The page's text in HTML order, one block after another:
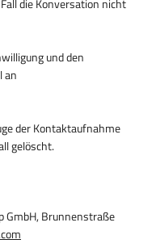
und den
an
der Kontaktaufnahme
gelöscht.
GmbH, Brunnenstraße